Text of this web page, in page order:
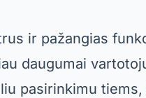
ir pažangias
daugumai
pasirinkimu